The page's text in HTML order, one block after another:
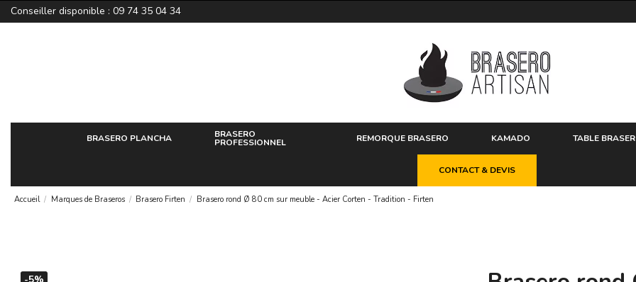
Conseiller disponible : 09 74 35 04 34
BRASERO PLANCHA BRASERO
PROFESSIONNEL REMORQUE BRASERO KAMADO TABLE
CONTACT & DEVIS
Accueil Marques de Braseros Brasero Firten Brasero rond Ø 80 cm sur meuble - Acier Corten - Tradition - Firten